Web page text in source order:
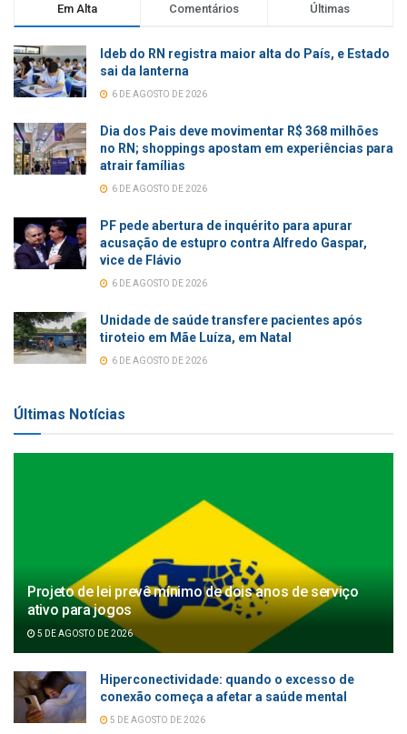
Em Alta Comentários Últimas
Ideb do RN registra maior alta do País, e Estado
sai da lanterna
6 DE AGOSTO DE 2026
Dia dos Pais deve movimentar R$ 368 milhões
no RN; shoppings apostam em experiências para
atrair famílias
6 DE AGOSTO DE 2026
PF pede abertura de inquérito para apurar
acusação de estupro contra Alfredo Gaspar,
vice de Flávio
6 DE AGOSTO DE 2026
Unidade de saúde transfere pacientes após
tiroteio em Mãe Luíza, em Natal
6 DE AGOSTO DE 2026
Últimas Notícias
Projeto de lei prevê mínimo de dois anos de serviço
ativo para jogos
5 DE AGOSTO DE 2026
Hiperconectividade: quando o excesso de
conexão começa a afetar a saúde mental
5 DE AGOSTO DE 2026